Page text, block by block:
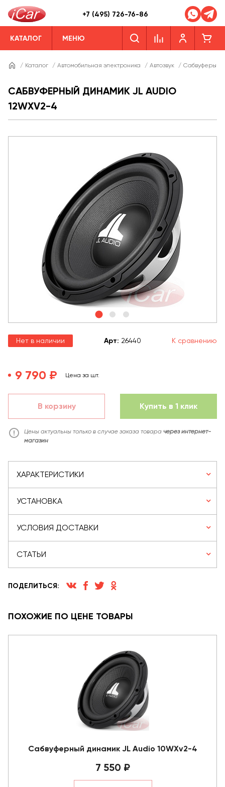
+7 (495) 726-76-86
КАТАЛОГ МЕНЮ
/ Каталог / Автомобильная электроника / Автозвук / Сабвуферы
САБВУФЕРНЫЙ ДИНАМИК JL AUDIO
12WXV2-4
Нет в наличии Арт: 26440 К сравнению
9 790 ₽ Цена за шт.
В корзину Купить в 1 клик
Цены актуальны только в случае заказа товара через интернет-
магазин
ХАРАКТЕРИСТИКИ
УСТАНОВКА
УСЛОВИЯ ДОСТАВКИ
СТАТЬИ
ПОДЕЛИТЬСЯ:
ПОХОЖИЕ ПО ЦЕНЕ ТОВАРЫ
Сабвуферный динамик JL Audio 10WXv2-4
7 550 ₽